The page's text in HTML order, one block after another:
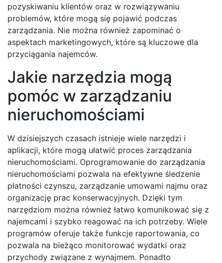
pozyskiwaniu klientów oraz w rozwiązywaniu
problemów, które mogą się pojawić podczas
zarządzania. Nie można również zapominać o
aspektach marketingowych, które są kluczowe dla
przyciągania najemców.
Jakie narzędzia mogą
pomóc w zarządzaniu
nieruchomościami
W dzisiejszych czasach istnieje wiele narzędzi i
aplikacji, które mogą ułatwić proces zarządzania
nieruchomościami. Oprogramowanie do zarządzania
nieruchomościami pozwala na efektywne śledzenie
płatności czynszu, zarządzanie umowami najmu oraz
organizację prac konserwacyjnych. Dzięki tym
narzędziom można również łatwo komunikować się z
najemcami i szybko reagować na ich potrzeby. Wiele
programów oferuje także funkcje raportowania, co
pozwala na bieżąco monitorować wydatki oraz
przychody związane z wynajmem. Ponadto